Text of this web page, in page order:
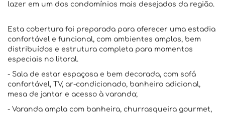
lazer em um dos condomínios mais desejados da região.
Esta cobertura foi preparada para oferecer uma estadia
confortável e funcional, com ambientes amplos, bem
distribuídos e estrutura completa para momentos
especiais no litoral.
- Sala de estar espaçosa e bem decorada, com sofá
confortável, TV, ar-condicionado, banheiro adicional,
mesa de jantar e acesso à varanda;
- Varanda ampla com banheira, churrasqueira gourmet,